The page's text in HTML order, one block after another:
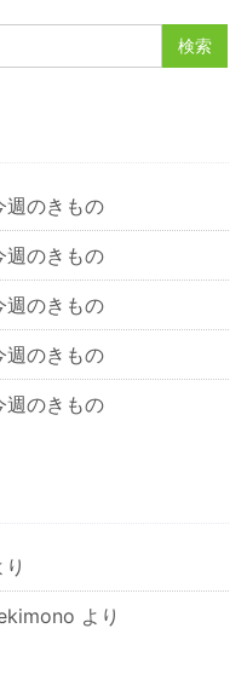
週のきもの
週のきもの
週のきもの
週のきもの
週のきもの
り
より